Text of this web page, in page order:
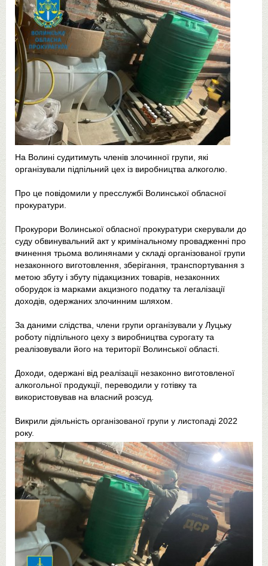
На Волині судитимуть членів злочинної групи, які
організували підпільний цех із виробництва алкоголю.
Про це повідомили у пресслужбі Волинської обласної
прокуратури.
Прокурори Волинської обласної прокуратури скерували до
суду обвинувальний акт у кримінальному провадженні про
вчинення трьома волинянами у складі організованої групи
незаконного виготовлення, зберігання, транспортування з
метою збуту і збуту підакцизних товарів, незаконних
оборудок із марками акцизного податку та легалізації
доходів, одержаних злочинним шляхом.
За даними слідства, члени групи організували у Луцьку
роботу підпільного цеху з виробництва сурогату та
реалізовували його на території Волинської області.
Доходи, одержані від реалізації незаконно виготовленої
алкогольної продукції, переводили у готівку та
використовував на власний розсуд.
Викрили діяльність організованої групи у листопаді 2022
року.